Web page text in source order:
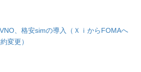
、格安simの導入（ＸｉからFOMAへ
変更）